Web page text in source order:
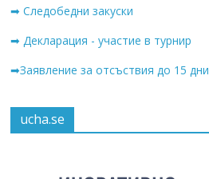
➡ Следобедни закуски
➡ Декларация - участие в турнир
➡Заявление за отсъствия до 15 дни
ucha.se